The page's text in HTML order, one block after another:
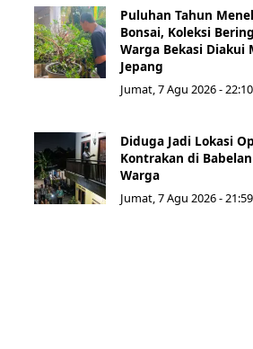
Puluhan Tahun
Bonsai, Koleksi
Warga Bekasi Diakui
Jepang
Jumat, 7 Agu 2026 - 22:10
Diduga Jadi Lokasi
Kontrakan di
Warga
Jumat, 7 Agu 2026 - 21:59